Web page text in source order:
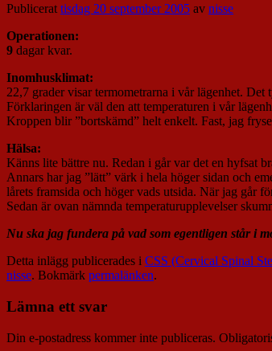
Publicerattisdag 20 september 2005 av nisse
Operationen:
9 dagar kvar.
Inomhusklimat:
22,7 grader visar termometrarna i vår lägenhet.
Förklaringen är väl den att temperaturen i vår
Kroppen blir ”bortskämd” helt enkelt. Fast, jag
Hälsa:
Känns lite bättre nu. Redan i går var det en hyfsat
Annars har jag ”lätt” värk i hela höger sidan och
lårets framsida och höger vads utsida. När jag går
Sedan är ovan nämnda temperaturupplevelser
Nu ska jag fundera på vad som egentligen står i
Detta inlägg publicerades i CSS (Cervical Spinal
nisse. Bokmärk permalänken.
Lämna ett svar
Din e-postadress kommer inte publiceras.